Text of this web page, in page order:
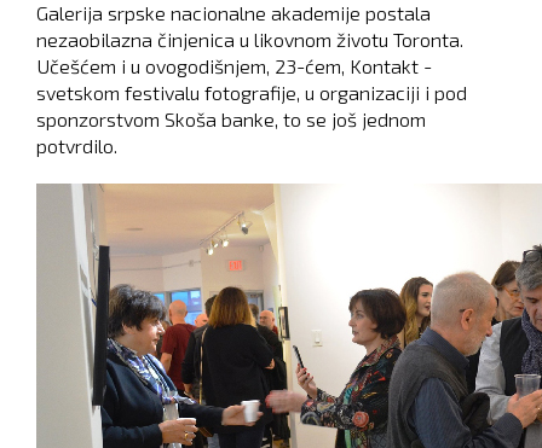
Galerija srpske nacionalne akademije postala
nezaobilazna činjenica u likovnom životu Toronta.
Učešćem i u ovogodišnjem, 23-ćem, Kontakt -
svetskom festivalu fotografije, u organizaciji i pod
sponzorstvom Skoša banke, to se još jednom
potvrdilo.